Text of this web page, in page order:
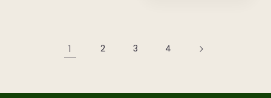
1 2 3 4